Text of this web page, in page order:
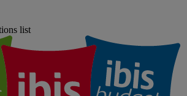
list